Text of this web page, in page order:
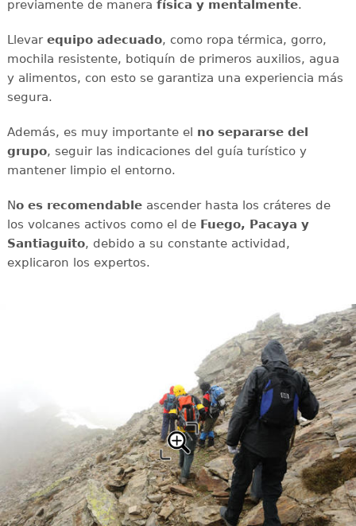
previamente de manera física y mentalmente.
Llevar equipo adecuado, como ropa térmica, gorro,
mochila resistente, botiquín de primeros auxilios, agua
y alimentos, con esto se garantiza una experiencia más
segura.
Además, es muy importante el no separarse del
grupo, seguir las indicaciones del guía turístico y
mantener limpio el entorno.
No es recomendableascender hasta los cráteres de
los volcanes activos como el de Fuego, Pacaya y
Santiaguito, debido a su constante actividad,
explicaron los expertos.